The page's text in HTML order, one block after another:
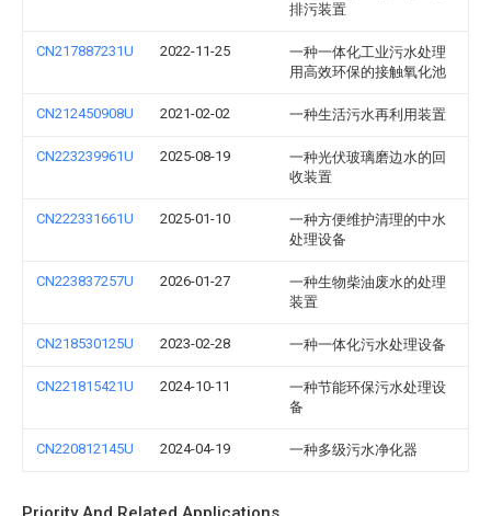
排污装置
CN217887231U 2022-11-25
一种一体化工业污水处理
用高效环保的接触氧化池
CN212450908U 2021-02-02 一种生活污水再利用装置
CN223239961U 2025-08-19
一种光伏玻璃磨边水的回
收装置
CN222331661U 2025-01-10
一种方便维护清理的中水
处理设备
CN223837257U 2026-01-27
一种生物柴油废水的处理
装置
CN218530125U 2023-02-28 一种一体化污水处理设备
CN221815421U 2024-10-11
一种节能环保污水处理设
备
CN220812145U 2024-04-19 一种多级污水净化器